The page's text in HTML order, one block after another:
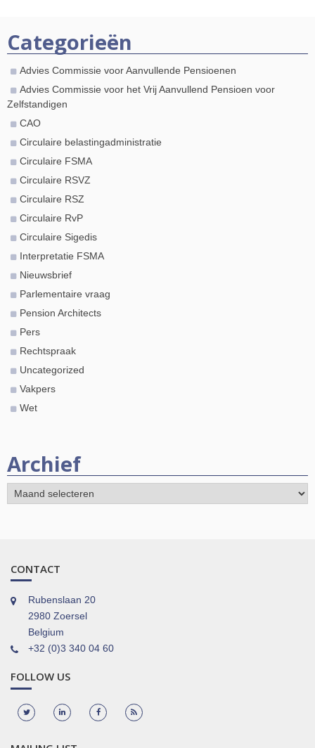
Categorieën
Advies Commissie voor Aanvullende Pensioenen
Advies Commissie voor het Vrij Aanvullend Pensioen voor
Zelfstandigen
CAO
Circulaire belastingadministratie
Circulaire FSMA
Circulaire RSVZ
Circulaire RSZ
Circulaire RvP
Circulaire Sigedis
Interpretatie FSMA
Nieuwsbrief
Parlementaire vraag
Pension Architects
Pers
Rechtspraak
Uncategorized
Vakpers
Wet
Archief
Archief
CONTACT
Rubenslaan 20
2980 Zoersel
Belgium
+32 (0)3 340 04 60
FOLLOW US